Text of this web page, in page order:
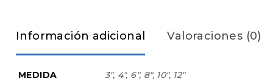
Información adicional Valoraciones (0)
MEDIDA 3", 4", 6", 8", 10", 12"